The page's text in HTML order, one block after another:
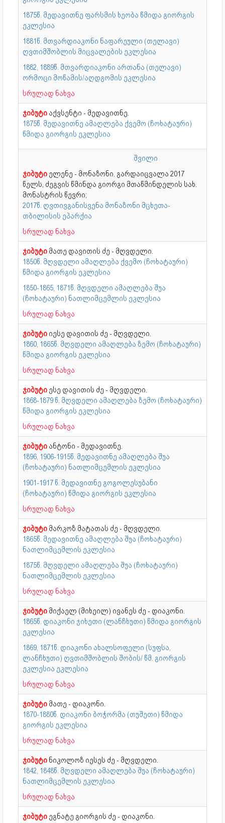
1875წ. მედავითნე ფარსმის ხეობა წმიდა გიორგის
ეკლესია
1881წ. მთვარდიაკონი ნაფარეული (თელავი)
ღვთიმშობლის მიცვალების ეკლესია
1882, 1889წ. მთვარდიაკონი ართანა (თელავი)
ორმოცი მოწამის/აღდგომის ეკლესია
სრულად ნახვა
ჯიბუტი აქვსენტი - მედავითნე.
1875წ. მედავითნე ამაღლება ქვემო (ჩოხატაური)
წმიდა გიორგის ეკლესია
შვილი
ჯიბუტი ელენე - მონაზონი. გარდაიცვალა 2017
წელს, ძეგვის წმინდა გიორგი მთაწმინდელის სახ.
მონასტრის წევრი;
2017წ. ღვთივგანისვენა მონაზონი მცხეთა-
თბილისის ეპარქია
სრულად ნახვა
ჯიბუტი მათე დავითის ძე - მღვდელი.
1850წ. მღვდელი ამაღლება ქვემო (ჩოხატაური)
წმიდა გიორგის ეკლესია
1850-1865, 1871წ. მღვდელი ამაღლება შუა
(ჩოხატაური) ნათლიმცემლის ეკლესია
სრულად ნახვა
ჯიბუტი იესე დავითის ძე - მღვდელი.
1860, 1865წ. მღვდელი ამაღლება ზემო (ჩოხატაური)
წმიდა გიორგის ეკლესია
სრულად ნახვა
ჯიბუტი ესე დავითის ძე - მღვდელი.
1868-1879 წ. მღვდელი ამაღლება ზემო (ჩოხატაური)
წმიდა გიორგის ეკლესია
სრულად ნახვა
ჯიბუტი ანტონი - მედავითნე.
1896, 1906-1915წ. მედავითნე ამაღლება შუა
(ჩოხატაური) ნათლიმცემლის ეკლესია
1901-1917 წ. მედავითნე გოგოლესუბანი
(ჩოხატაური) წმიდა გიორგის ეკლესია
სრულად ნახვა
ჯიბუტი მარკოზ მატათას ძე - მღვდელი.
1865წ. მედავითნე ამაღლება შუა (ჩოხატაური)
ნათლიმცემლის ეკლესია
1875წ. მღვდელი ამაღლება შუა (ჩოხატაური)
ნათლიმცემლის ეკლესია
სრულად ნახვა
ჯიბუტი მიქაელ (მიხეილ) ივანეს ძე - დიაკონი.
1865წ. დიაკონი ჯიხეთი (ლანჩხუთი) წმიდა გიორგის
ეკლესია
1869, 1871წ. დიაკონი ახალსოფელი (სუფსა,
ლანჩხუთი) ღვთიმშობლის შობის/ წმ. გიორგის
ეკლესია ეკლესია
სრულად ნახვა
ჯიბუტი მათე - დიაკონი.
1870-1880წ. დიაკონი ბოჭორმა (თუშეთი) წმიდა
გიორგის ეკლესია
სრულად ნახვა
ჯიბუტი ნიკოლოზ იესეს ძე - მღვდელი.
1842, 1848წ. მღვდელი ამაღლება შუა (ჩოხატაური)
ნათლიმცემლის ეკლესია
სრულად ნახვა
ჯიბუტი ეგნატე გიორგის ძე - დიაკონი.